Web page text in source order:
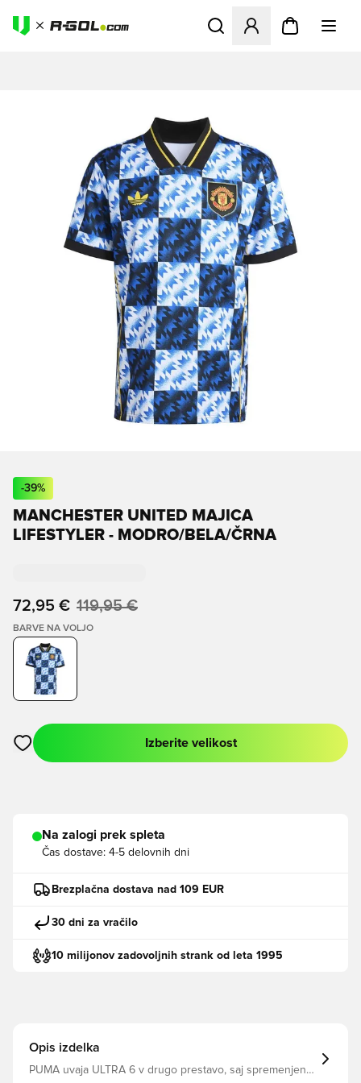
Odpre Modal za prijavo ali
-39%
MANCHESTER UNITED MAJICA
LIFESTYLER - MODRO/BELA/ČRNA
72,95 € 119,95 €
BARVE NA VOLJO
Odpre Modal za prijavo ali vpis kot član
Izberite velikost
Na zalogi prek spleta
Čas dostave: 4-5 delovnih dni
Brezplačna dostava nad 109 EUR
30 dni za vračilo
10 milijonov zadovoljnih strank od leta 1995
Opis izdelka
PUMA uvaja ULTRA 6 v drugo prestavo, saj spremenjeni